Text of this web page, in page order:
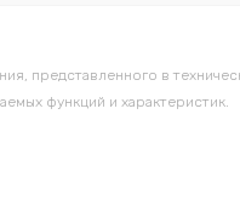
представленного в
функций и характеристик.